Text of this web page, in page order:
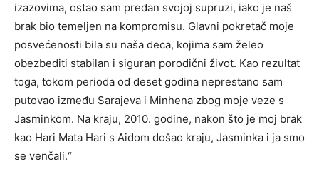
izazovima, ostao sam predan svojoj supruzi, iako je naš
brak bio temeljen na kompromisu. Glavni pokretač moje
posvećenosti bila su naša deca, kojima sam želeo
obezbediti stabilan i siguran porodični život. Kao rezultat
toga, tokom perioda od deset godina neprestano sam
putovao između Sarajeva i Minhena zbog moje veze s
Jasminkom. Na kraju, 2010. godine, nakon što je moj brak
kao Hari Mata Hari s Aidom došao kraju, Jasminka i ja smo
se venčali.“